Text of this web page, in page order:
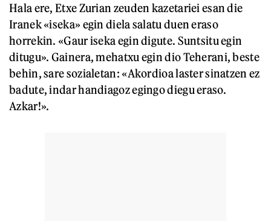
Hala ere, Etxe Zurian zeuden kazetariei esan die
Iranek «iseka» egin diela salatu duen eraso
horrekin. «Gaur iseka egin digute. Suntsitu egin
ditugu». Gainera, mehatxu egin dio Teherani, beste
behin, sare sozialetan: «Akordioa laster sinatzen ez
badute, indar handiagoz egingo diegu eraso.
Azkar!».